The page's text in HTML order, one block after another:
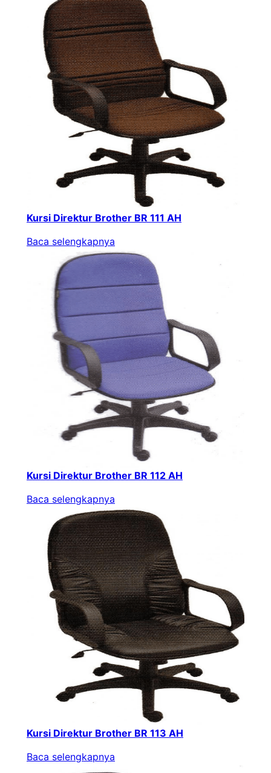
Kursi Direktur Brother BR 111 AH
Baca selengkapnya
Kursi Direktur Brother BR 112 AH
Baca selengkapnya
Kursi Direktur Brother BR 113 AH
Baca selengkapnya